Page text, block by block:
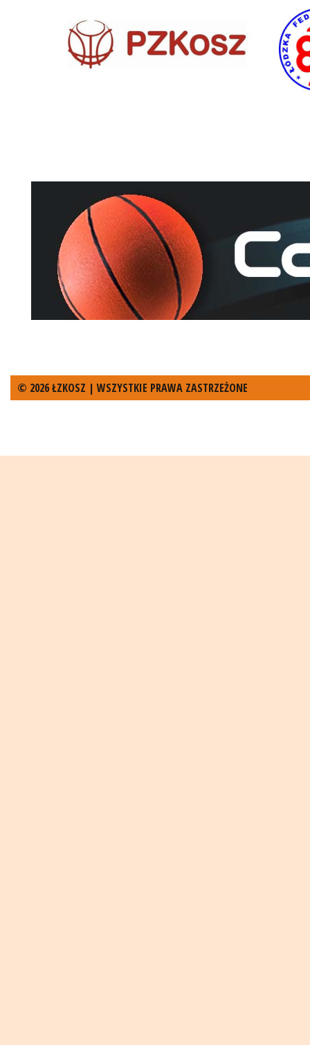
© 2026 ŁZKOSZ | WSZYSTKIE PRAWA ZASTRZEŻONE